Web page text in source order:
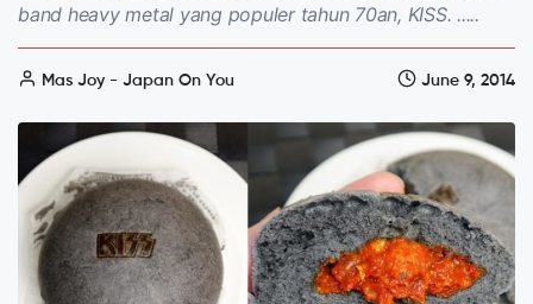
band heavy metal yang populer tahun 70an, KISS. .....
Mas Joy - Japan On You June 9, 2014